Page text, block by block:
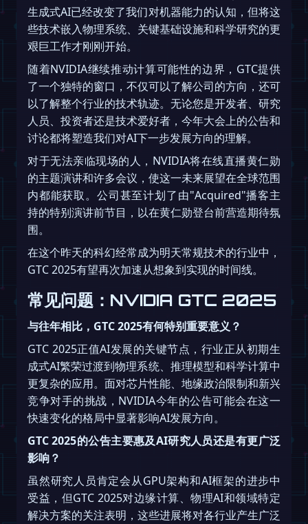
生成式AI已经改变了我们对机器能力的认知，但将这
些技术嵌入物理系统、关键基础设施和科学研究的更
艰巨工作才刚刚开始。
随着NVIDIA继续推动计算可能性的边界，GTC提供
了一个独特的窗口，不仅可以了解公司的方向，还可
以了解整个行业的技术轨迹。无论您是开发者、研究
人员、投资者还是技术爱好者，今年大会上的公告和
讨论都将塑造我们对AI下一步发展方向的理解。
对于无法亲临现场的人，NVIDIA将在线直播黄仁勋
的主题演讲和许多会议，使这一未来展望在全球范围
内都能获取。公司甚至计划了由"Acquired"播客主
持的特别演讲前节目，以在黄仁勋登台前营造期待氛
围。
在这个昨天的科幻经常成为明天常规技术的行业中，
GTC 2025有望再次加速从想象到实现的时间线。
常见问题：NVIDIA GTC 2025
与往年相比，GTC 2025有何特别重要意义？
GTC 2025正值AI发展的关键节点，行业正从初期生
成式AI繁荣过渡到物理系统、推理模型和科学计算中
更复杂的应用。面对芯片性能、地缘政治限制和新兴
竞争对手的挑战，NVIDIA今年的公告可能会在这一
快速变化的格局中显著影响AI发展方向。
GTC 2025的公告主要惠及AI研究人员还是有更广泛
影响？
虽然研究人员肯定会从GPU架构和AI框架的进步中
受益，但GTC 2025对边缘计算、物理AI和领域特定
解决方案的关注表明，这些进展将对各行业产生广泛